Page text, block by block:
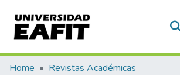
Communities & Collections
Home
Revistas Académicas